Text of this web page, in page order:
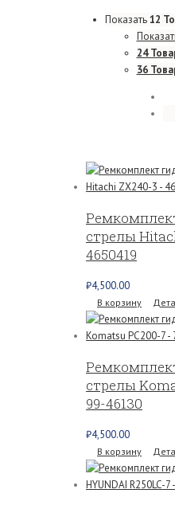
Показать12
24
36
стрелы
4650419
₽4,500.00
В корзину
стрелы
99-46130
₽4,500.00
В корзину